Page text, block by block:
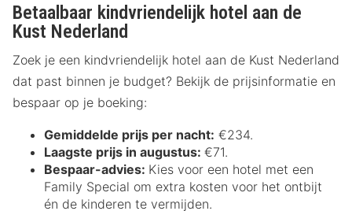
Betaalbaar kindvriendelijk hotel aan de
Kust Nederland
Zoek je een kindvriendelijk hotel aan de Kust Nederland
dat past binnen je budget? Bekijk de prijsinformatie en
bespaar op je boeking:
Gemiddelde prijs per nacht: €234.
Laagste prijs in augustus: €71.
Bespaar-advies: Kies voor een hotel met een
Family Special om extra kosten voor het ontbijt
én de kinderen te vermijden.